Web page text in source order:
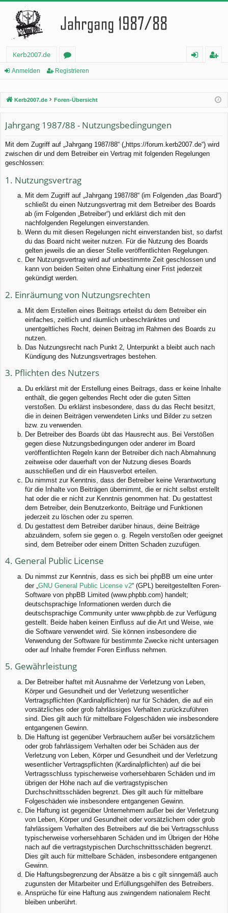
Kerb2007.de
or
rie
Anmelden Registrieren
Kerb2007.de Foren-Übersicht
Jahrgang 1987/88 - Nutzungsbedingungen
Mit dem Zugriff auf „Jahrgang 1987/88“ („https://forum.kerb2007.de“) wird
zwischen dir und dem Betreiber ein Vertrag mit folgenden Regelungen
geschlossen:
1. Nutzungsvertrag
Mit dem Zugriff auf „Jahrgang 1987/88“ (im Folgenden „das Board“)
schließt du einen Nutzungsvertrag mit dem Betreiber des Boards
ab (im Folgenden „Betreiber“) und erklärst dich mit den
nachfolgenden Regelungen einverstanden.
Wenn du mit diesen Regelungen nicht einverstanden bist, so darfst
du das Board nicht weiter nutzen. Für die Nutzung des Boards
gelten jeweils die an dieser Stelle veröffentlichten Regelungen.
Der Nutzungsvertrag wird auf unbestimmte Zeit geschlossen und
kann von beiden Seiten ohne Einhaltung einer Frist jederzeit
gekündigt werden.
2. Einräumung von Nutzungsrechten
Mit dem Erstellen eines Beitrags erteilst du dem Betreiber ein
einfaches, zeitlich und räumlich unbeschränktes und
unentgeltliches Recht, deinen Beitrag im Rahmen des Boards zu
nutzen.
Das Nutzungsrecht nach Punkt 2, Unterpunkt a bleibt auch nach
Kündigung des Nutzungsvertrages bestehen.
3. Pflichten des Nutzers
Du erklärst mit der Erstellung eines Beitrags, dass er keine Inhalte
enthält, die gegen geltendes Recht oder die guten Sitten
verstoßen. Du erklärst insbesondere, dass du das Recht besitzt,
die in deinen Beiträgen verwendeten Links und Bilder zu setzen
bzw. zu verwenden.
Der Betreiber des Boards übt das Hausrecht aus. Bei Verstößen
gegen diese Nutzungsbedingungen oder anderer im Board
veröffentlichten Regeln kann der Betreiber dich nach Abmahnung
zeitweise oder dauerhaft von der Nutzung dieses Boards
ausschließen und dir ein Hausverbot erteilen.
Du nimmst zur Kenntnis, dass der Betreiber keine Verantwortung
für die Inhalte von Beiträgen übernimmt, die er nicht selbst erstellt
hat oder die er nicht zur Kenntnis genommen hat. Du gestattest
dem Betreiber, dein Benutzerkonto, Beiträge und Funktionen
jederzeit zu löschen oder zu sperren.
Du gestattest dem Betreiber darüber hinaus, deine Beiträge
abzuändern, sofern sie gegen o. g. Regeln verstoßen oder geeignet
sind, dem Betreiber oder einem Dritten Schaden zuzufügen.
4. General Public License
Du nimmst zur Kenntnis, dass es sich bei phpBB um eine unter
der „ GNU General Public License v2“ (GPL) bereitgestellten Foren-
Software von phpBB Limited (www.phpbb.com) handelt;
deutschsprachige Informationen werden durch die
deutschsprachige Community unter www.phpbb.de zur Verfügung
gestellt. Beide haben keinen Einfluss auf die Art und Weise, wie
die Software verwendet wird. Sie können insbesondere die
Verwendung der Software für bestimmte Zwecke nicht untersagen
oder auf Inhalte fremder Foren Einfluss nehmen.
5. Gewährleistung
Der Betreiber haftet mit Ausnahme der Verletzung von Leben,
Körper und Gesundheit und der Verletzung wesentlicher
Vertragspflichten (Kardinalpflichten) nur für Schäden, die auf ein
vorsätzliches oder grob fahrlässiges Verhalten zurückzuführen
sind. Dies gilt auch für mittelbare Folgeschäden wie insbesondere
entgangenen Gewinn.
Die Haftung ist gegenüber Verbrauchern außer bei vorsätzlichem
oder grob fahrlässigem Verhalten oder bei Schäden aus der
Verletzung von Leben, Körper und Gesundheit und der Verletzung
wesentlicher Vertragspflichten (Kardinalpflichten) auf die bei
Vertragsschluss typischerweise vorhersehbaren Schäden und im
übrigen der Höhe nach auf die vertragstypischen
Durchschnittsschäden begrenzt. Dies gilt auch für mittelbare
Folgeschäden wie insbesondere entgangenen Gewinn.
Die Haftung ist gegenüber Unternehmern außer bei der Verletzung
von Leben, Körper und Gesundheit oder vorsätzlichem oder grob
fahrlässigem Verhalten des Betreibers auf die bei Vertragsschluss
typischerweise vorhersehbaren Schäden und im Übrigen der Höhe
nach auf die vertragstypischen Durchschnittsschäden begrenzt.
Dies gilt auch für mittelbare Schäden, insbesondere entgangenen
Gewinn.
Die Haftungsbegrenzung der Absätze a bis c gilt sinngemäß auch
zugunsten der Mitarbeiter und Erfüllungsgehilfen des Betreibers.
Ansprüche für eine Haftung aus zwingendem nationalem Recht
bleiben unberührt.